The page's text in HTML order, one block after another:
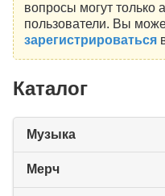
вопросы могут только
пользователи. Вы
зарегистрироваться
Каталог
Музыка
Мерч